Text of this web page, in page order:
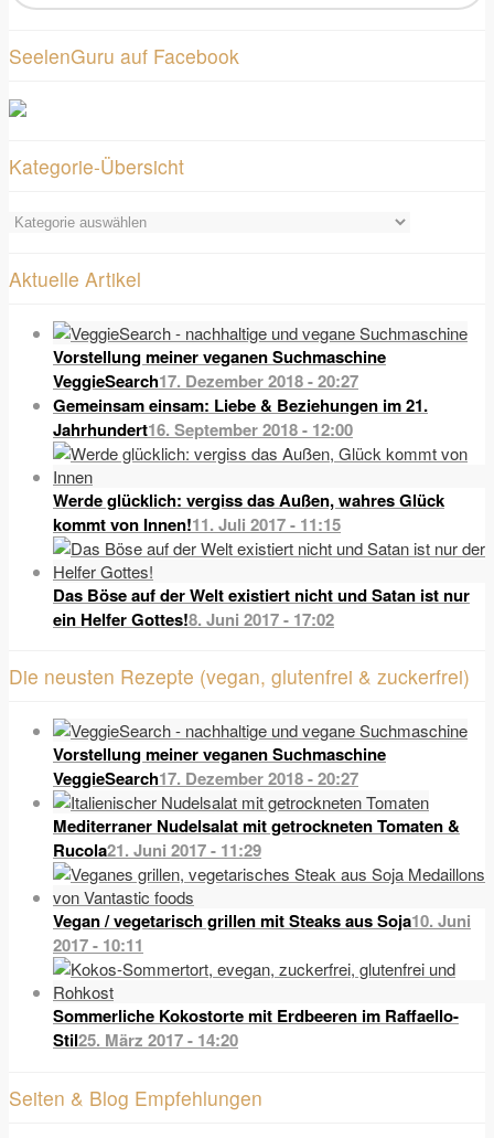
SeelenGuru auf Facebook
Kategorie-Übersicht
Kategorie-
Aktuelle Artikel
Vorstellung meiner veganen Suchmaschine
VeggieSearch17. Dezember 2018 - 20:27
Gemeinsam einsam: Liebe & Beziehungen im 21.
Jahrhundert16. September 2018 - 12:00
Werde glücklich: vergiss das Außen, wahres Glück
kommt von Innen!11. Juli 2017 - 11:15
Das Böse auf der Welt existiert nicht und Satan ist nur
ein Helfer Gottes!8. Juni 2017 - 17:02
Die neusten Rezepte (vegan, glutenfrei & zuckerfrei)
Vorstellung meiner veganen Suchmaschine
VeggieSearch17. Dezember 2018 - 20:27
Mediterraner Nudelsalat mit getrockneten Tomaten &
Rucola21. Juni 2017 - 11:29
Vegan / vegetarisch grillen mit Steaks aus Soja10. Juni
2017 - 10:11
Sommerliche Kokostorte mit Erdbeeren im Raffaello-
Stil25. März 2017 - 14:20
Seiten & Blog Empfehlungen